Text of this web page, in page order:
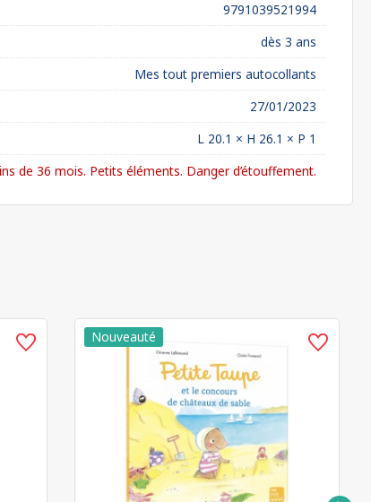
9791039521994
dès 3 ans
Mes tout premiers autocollants
27/01/2023
L 20.1 × H 26.1 × P 1
de 36 mois. Petits éléments. Danger d’étouffement.